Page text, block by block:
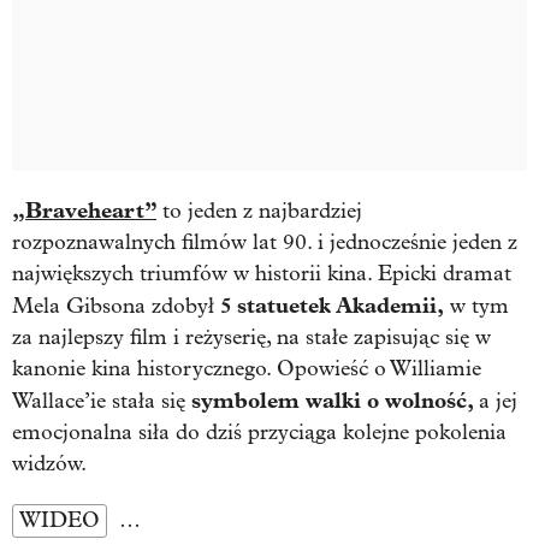
„Braveheart” to jeden z najbardziej
rozpoznawalnych filmów lat 90. i jednocześnie jeden z
największych triumfów w historii kina. Epicki dramat
Mela Gibsona zdobył 5 statuetek Akademii, w tym
za najlepszy film i reżyserię, na stałe zapisując się w
kanonie kina historycznego. Opowieść o Williamie
Wallace’ie stała się symbolem walki o wolność, a jej
emocjonalna siła do dziś przyciąga kolejne pokolenia
widzów.
WIDEO …